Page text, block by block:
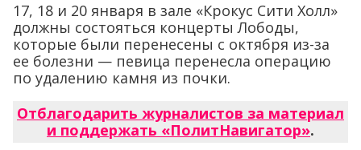
17, 18 и 20 января в зале «Крокус Сити Холл»
должны состояться концерты Лободы,
которые были перенесены с октября из-за
ее болезни — певица перенесла операцию
по удалению камня из почки.
Отблагодарить журналистов за материал
и поддержать «ПолитНавигатор».